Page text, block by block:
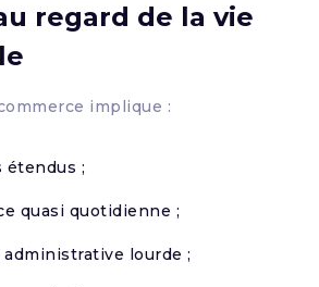
regard de la vie
implique :
étendus ;
quasi quotidienne ;
lourde ;